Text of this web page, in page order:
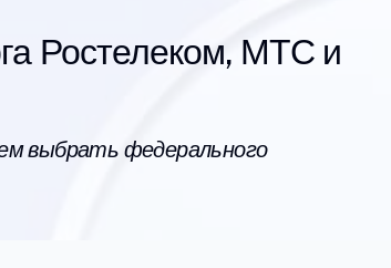
Ростелеком, МТС и
выбрать федерального